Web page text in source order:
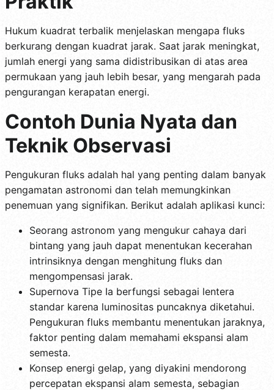
Hukum kuadrat terbalik menjelaskan mengapa fluks
berkurang dengan kuadrat jarak. Saat jarak meningkat,
jumlah energi yang sama didistribusikan di atas area
permukaan yang jauh lebih besar, yang mengarah pada
pengurangan kerapatan energi.
Contoh Dunia Nyata dan
Teknik Observasi
Pengukuran fluks adalah hal yang penting dalam banyak
pengamatan astronomi dan telah memungkinkan
penemuan yang signifikan. Berikut adalah aplikasi kunci:
Seorang astronom yang mengukur cahaya dari
bintang yang jauh dapat menentukan kecerahan
intrinsiknya dengan menghitung fluks dan
mengompensasi jarak.
Supernova Tipe Ia berfungsi sebagai lentera
standar karena luminositas puncaknya diketahui.
Pengukuran fluks membantu menentukan jaraknya,
faktor penting dalam memahami ekspansi alam
semesta.
Konsep energi gelap, yang diyakini mendorong
percepatan ekspansi alam semesta, sebagian